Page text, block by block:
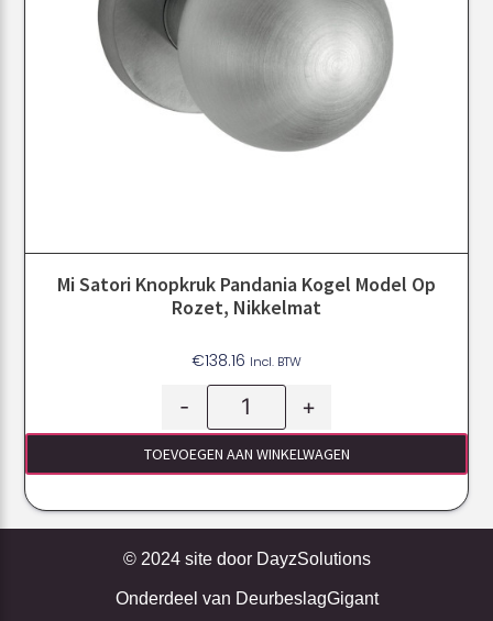
Mi Satori Knopkruk Pandania Kogel Model Op
Rozet, Nikkelmat
€138.16 Incl. BTW
- +
TOEVOEGEN AAN WINKELWAGEN
© 2024 site door DayzSolutions
Onderdeel van DeurbeslagGigant